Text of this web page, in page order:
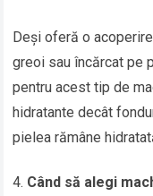
Deși oferă o
greoi sau încărcat pe
pentru acest tip de
hidratante decât
pielea rămâne
Când să alegi